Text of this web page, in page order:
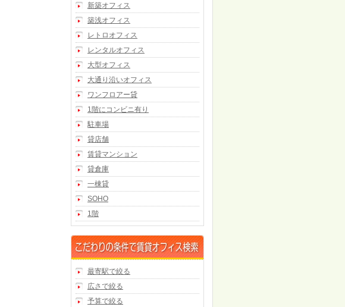
新築オフィス
築浅オフィス
レトロオフィス
レンタルオフィス
大型オフィス
大通り沿いオフィス
ワンフロアー貸
1階にコンビニ有り
駐車場
貸店舗
賃貸マンション
貸倉庫
一棟貸
SOHO
1階
最寄駅で絞る
広さで絞る
予算で絞る